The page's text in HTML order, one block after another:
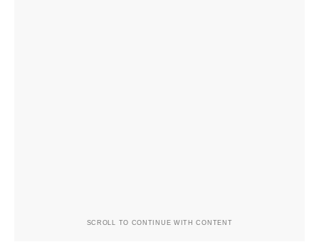
SCROLL TO CONTINUE WITH CONTENT